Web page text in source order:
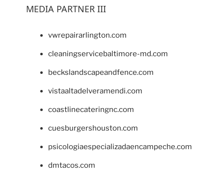
MEDIA PARTNER III
vwrepairarlington.com
cleaningservicebaltimore-md.com
beckslandscapeandfence.com
vistaaltadelveramendi.com
coastlinecateringnc.com
cuesburgershouston.com
psicologiaespecializadaencampeche.com
dmtacos.com